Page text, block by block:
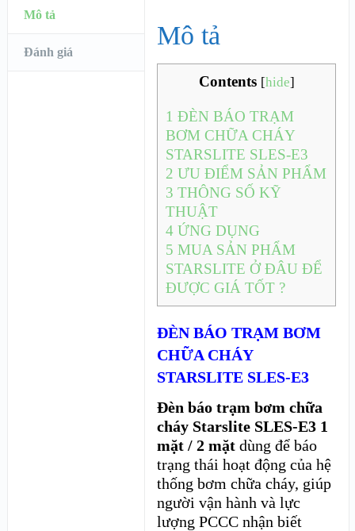
Mô tả
Đánh giá
Mô tả
Contents [hide]
1 ĐÈN BÁO TRẠM
BƠM CHỮA CHÁY
STARSLITE SLES-E3
2 ƯU ĐIỂM SẢN PHẨM
3 THÔNG SỐ KỸ
THUẬT
4 ỨNG DỤNG
5 MUA SẢN PHẨM
STARSLITE Ở ĐÂU ĐỂ
ĐƯỢC GIÁ TỐT ?
ĐÈN BÁO TRẠM BƠM
CHỮA CHÁY
STARSLITE SLES-E3
Đèn báo trạm bơm chữa
cháy Starslite SLES-E3 1
mặt / 2 mặtdùng để báo
trạng thái hoạt động của hệ
thống bơm chữa cháy, giúp
người vận hành và lực
lượng PCCC nhận biết